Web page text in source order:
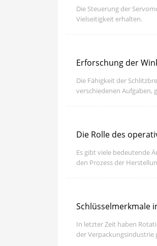
Die Steuerung der
Vielseitigkeit erhalten.
Erforschung der
Die Fähigkeit der
verschiedenen
Die Rolle des
Es gibt viele bedeutende
den Prozess der
Schlüsselmerkmale
In letzter Zeit haben
der